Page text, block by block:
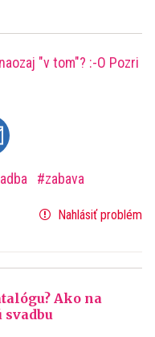
"v tom"? :-O Pozri
zabava
Nahlásiť problém
Ako na
svadbu